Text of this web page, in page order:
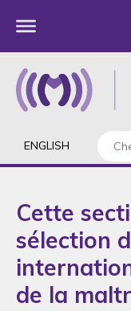
ENGLISH
Cette
sélection
de la